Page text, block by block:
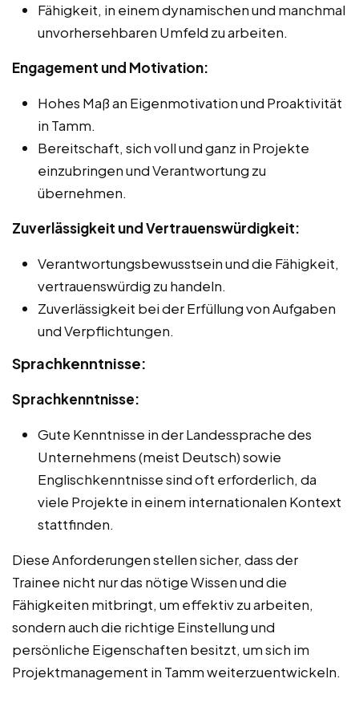
Fähigkeit, in einem dynamischen und manchmal
unvorhersehbaren Umfeld zu arbeiten.
Engagement und Motivation:
Hohes Maß an Eigenmotivation und Proaktivität
in Tamm.
Bereitschaft, sich voll und ganz in Projekte
einzubringen und Verantwortung zu
übernehmen.
Zuverlässigkeit und Vertrauenswürdigkeit:
Verantwortungsbewusstsein und die Fähigkeit,
vertrauenswürdig zu handeln.
Zuverlässigkeit bei der Erfüllung von Aufgaben
und Verpflichtungen.
Sprachkenntnisse:
Sprachkenntnisse:
Gute Kenntnisse in der Landessprache des
Unternehmens (meist Deutsch) sowie
Englischkenntnisse sind oft erforderlich, da
viele Projekte in einem internationalen Kontext
stattfinden.
Diese Anforderungen stellen sicher, dass der
Trainee nicht nur das nötige Wissen und die
Fähigkeiten mitbringt, um effektiv zu arbeiten,
sondern auch die richtige Einstellung und
persönliche Eigenschaften besitzt, um sich im
Projektmanagement in Tamm weiterzuentwickeln.